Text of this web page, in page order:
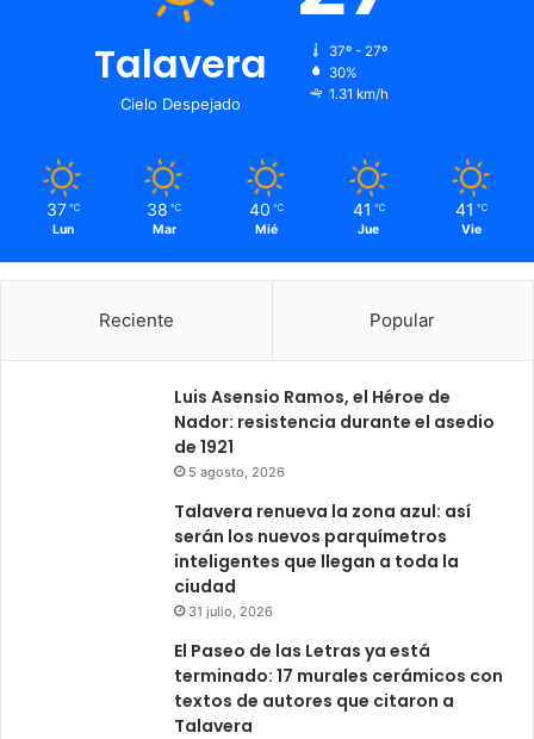
r
Talavera
Cielo Despejado
37º - 27º
30%
1.31 km/h
37 ℃
Lun
38 ℃
Mar
40 ℃
Mié
41 ℃
Jue
41 ℃
Vie
Reciente Popular
Luis Asensio Ramos, el Héroe de
Nador: resistencia durante el asedio
de 1921
5 agosto, 2026
Talavera renueva la zona azul: así
serán los nuevos parquímetros
inteligentes que llegan a toda la
ciudad
31 julio, 2026
El Paseo de las Letras ya está
terminado: 17 murales cerámicos con
textos de autores que citaron a
Talavera